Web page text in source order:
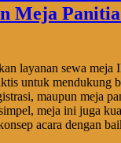
layanan sewa meja
untuk mendukung
maupun meja
meja ini juga
acara dengan